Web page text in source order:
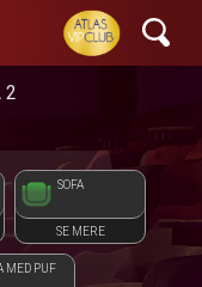
2
SOFA
SE MERE
MED PUF